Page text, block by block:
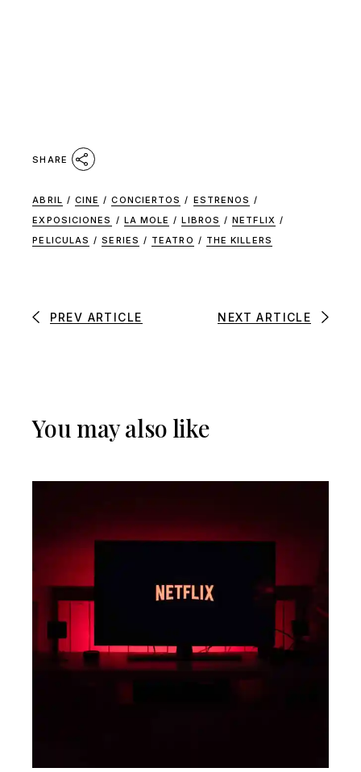
SHARE
ABRIL / CINE / CONCIERTOS / ESTRENOS /
EXPOSICIONES / LA MOLE / LIBROS / NETFLIX /
PELICULAS / SERIES / TEATRO / THE KILLERS
PREV ARTICLE NEXT ARTICLE
You may also like